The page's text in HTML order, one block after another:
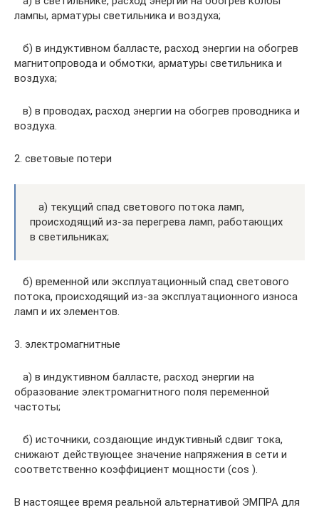
лампы, арматуры светильника и воздуха;
б) в индуктивном балласте, расход энергии на обогрев
магнитопровода и обмотки, арматуры светильника и
воздуха;
в) в проводах, расход энергии на обогрев проводника и
воздуха.
2. световые потери
а) текущий спад светового потока ламп,
происходящий из-за перегрева ламп, работающих
в светильниках;
б) временной или эксплуатационный спад светового
потока, происходящий из-за эксплуатационного износа
ламп и их элементов.
3. электромагнитные
а) в индуктивном балласте, расход энергии на
образование электромагнитного поля переменной
частоты;
б) источники, создающие индуктивный сдвиг тока,
снижают действующее значение напряжения в сети и
соответственно коэффициент мощности (cos ).
В настоящее время реальной альтернативой ЭМПРА для